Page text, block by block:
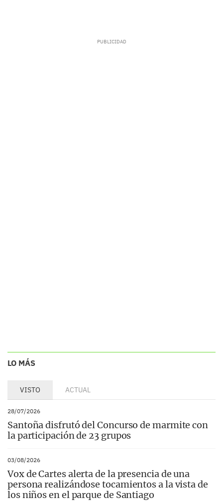
LO MÁS
VISTO ACTUAL
28/07/2026
Santoña disfrutó del Concurso de marmite con
la participación de 23 grupos
03/08/2026
Vox de Cartes alerta de la presencia de una
persona realizándose tocamientos a la vista de
los niños en el parque de Santiago